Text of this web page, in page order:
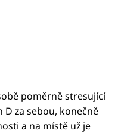
poměrně stresující
D za sebou, konečně
a na místě už je